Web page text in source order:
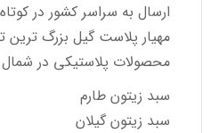
ارسال به سراسر کشور در
مهیار پلاست گیل بزرگ ترین
محصولات پلاستیکی در
سبد زیتون طارم
سبد زیتون گیلان